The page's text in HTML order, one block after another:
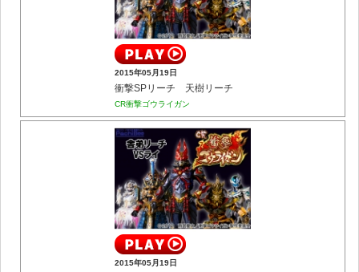
2015年05月19日
衝撃SPリーチ 天樹リーチ
CR衝撃ゴウライガン
2015年05月19日